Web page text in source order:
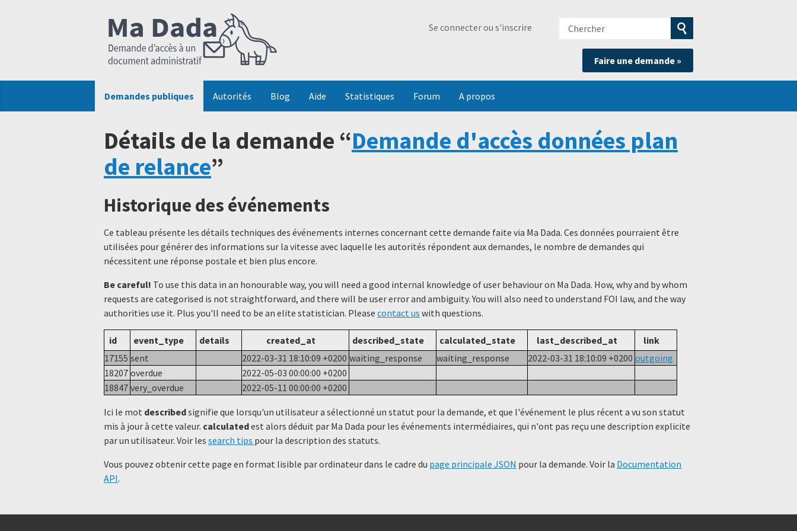
Se connecter ou s'inscrire
Chercher
Soumettre
la
recherche
Faire une demande »
Demandes publiques Autorités Blog Aide Statistiques Forum A propos
Détails de la demande “Demande d'accès données plan
de relance”
Historique des événements
Ce tableau présente les détails techniques des événements internes concernant cette demande faite via Ma Dada. Ces données pourraient être
utilisées pour générer des informations sur la vitesse avec laquelle les autorités répondent aux demandes, le nombre de demandes qui
nécessitent une réponse postale et bien plus encore.
Be careful! To use this data in an honourable way, you will need a good internal knowledge of user behaviour on Ma Dada. How, why and by whom
requests are categorised is not straightforward, and there will be user error and ambiguity. You will also need to understand FOI law, and the way
authorities use it. Plus you'll need to be an elite statistician. Please contact us with questions.
id event_type details created_at described_state calculated_state last_described_at
link
17155 sent 2022-03-31 18:10:09 +0200 waiting_response waiting_response 2022-03-31 18:10:09 +0200 outgoing
18207 overdue
2022-05-03 00:00:00 +0200
18847 very_overdue 2022-05-11 00:00:00 +0200
Ici le mot describedsignifie que lorsqu'un utilisateur a sélectionné un statut ​​pour la demande, et que l'événement le plus récent a vu son statut
mis à jour à cette valeur. calculatedest alors déduit par Ma Dada pour les événements intermédiaires, qui n'ont pas reçu une description explicite
par un utilisateur. Voir les search tips pour la description des statuts.
Vous pouvez obtenir cette page en format lisible par ordinateur dans le cadre du page principale JSON pour la demande. Voir la Documentation
API.